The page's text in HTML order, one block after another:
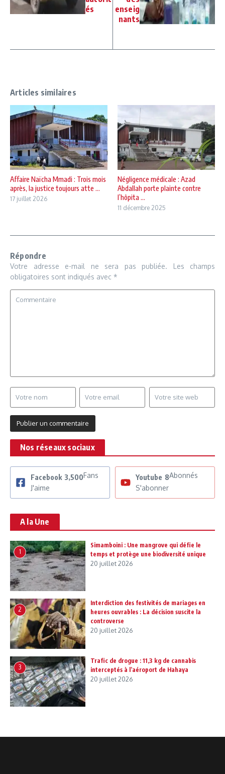
és
enseig
nants
Articles similaires
Affaire Naïcha Mmadi : Trois mois
après, la justice toujours atte ...
17 juillet 2026
Négligence médicale : Azad
Abdallah porte plainte contre
l’hôpita ...
11 décembre 2025
Répondre
Votre adresse e-mail ne sera pas publiée.
Les champs
obligatoires sont indiqués avec *
Nos réseaux sociaux
Facebook 3,500Fans
J'aime
Youtube 8Abonnés
S'abonner
A la Une
1
Simamboini : Une mangrove qui défie le
temps et protège une biodiversité unique
20 juillet 2026
2
Interdiction des festivités de mariages en
heures ouvrables : La décision suscite la
controverse
20 juillet 2026
3
Trafic de drogue : 11,3 kg de cannabis
interceptés à l’aéroport de Hahaya
20 juillet 2026